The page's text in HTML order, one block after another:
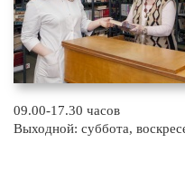
09.00-17.30 часов
Выходной: суббота,